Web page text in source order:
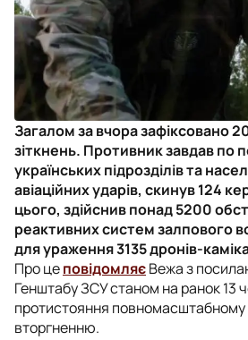
Загалом за вчора зафіксовано
зіткнень. Противник завдав по
українських підрозділів та
авіаційних ударів, скинув 124
цього, здійснив понад 5200
реактивних систем залпового
для ураження 3135 дронів-
Про цеповідомляєВежа з
Генштабу ЗСУ станом на ранок 13
протистояння повномасштабному
вторгненню.